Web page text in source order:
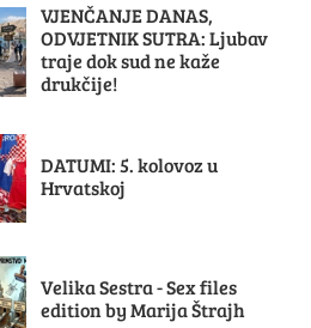
VJENČANJE DANAS,
ODVJETNIK SUTRA: Ljubav
traje dok sud ne kaže
drukčije!
DATUMI: 5. kolovoz u
Hrvatskoj
Velika Sestra - Sex files
edition by Marija Štrajh